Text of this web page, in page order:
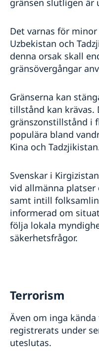
gränsen slutligen är
Det varnas för
Uzbekistan och
denna orsak skall
gränsövergångar
Gränserna kan
tillstånd kan krävas.
gränszonstillstånd i
populära bland
Kina och
Svenskar i
vid allmänna
samt intill
informerad om
följa lokala
säkerhetsfrågor.
Terrorism
Även om inga
registrerats under
uteslutas.